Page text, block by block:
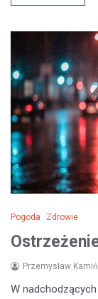
Pogoda Zdrowie
Przemysław
W